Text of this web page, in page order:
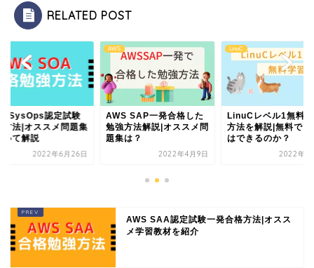
RELATED POST
SysOps認定試験
方法|オススメ問題集
いて解説
2022年6月26日
AWS
AWS SAP一発合格した
勉強方法解説|オススメ問
題集は？
2022年4月9日
LinuC
LinuCレベル1無料
方法を解説|無料でも
はできるのか？
2022年2
AWS SAA認定試験一発合格方法|オスス
メ学習教材を紹介